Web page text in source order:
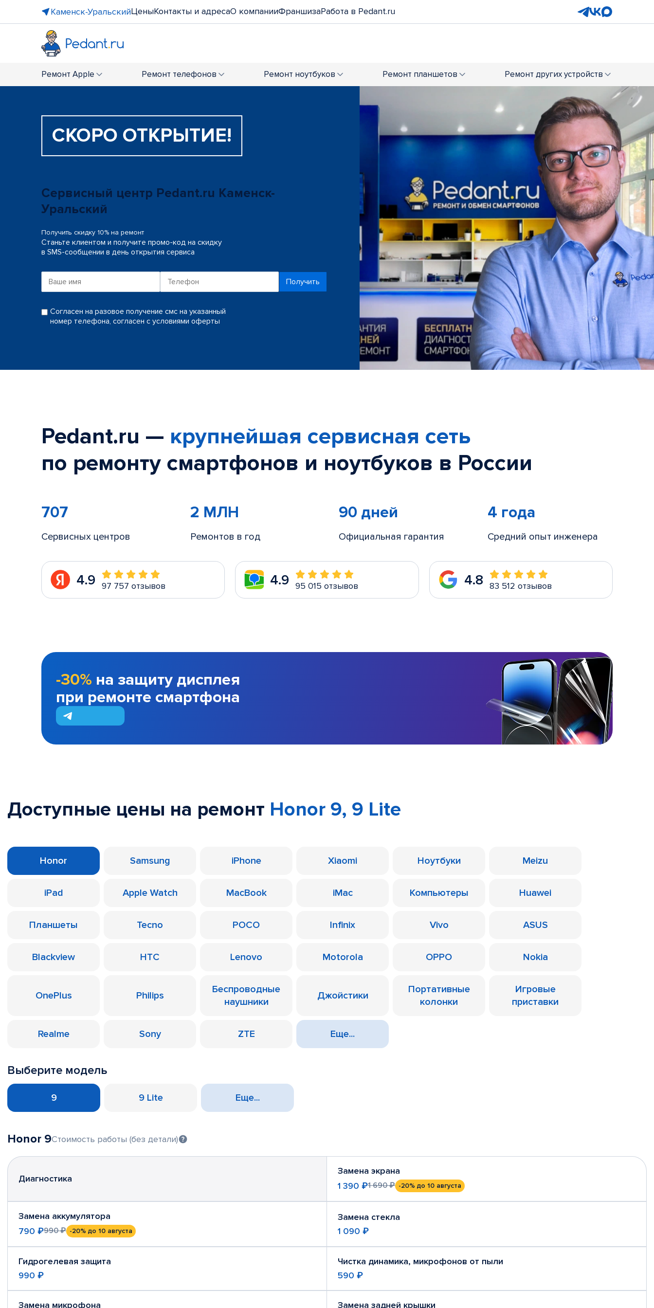
Каменск-УральскийЦеныКонтакты и адресаО компанииФраншизаРабота в Pedant.ru
Ремонт Apple Ремонт телефонов Ремонт ноутбуков Ремонт планшетов Ремонт других устройств
СКОРО ОТКРЫТИЕ!
Сервисный центр Pedant.ru Каменск-
Уральский
Получить скидку 10% на ремонт
Станьте клиентом и получите промо-код на скидку
в SMS-сообщении в день открытия сервиса
Получить
Согласен на разовое получение смс на указанный
номер телефона, согласен с условиями оферты
Pedant.ru — крупнейшая сервисная сеть
по ремонту смартфонов и ноутбуков в России
707
Сервисных центров
2 МЛН
Ремонтов в год
90 дней
Официальная гарантия
4 года
Средний опыт инженера
4.9 97 757 отзывов 4.9 95 015 отзывов 4.8 83 512 отзывов
-30% на защиту дисплея
при ремонте смартфона
Доступные цены на ремонт Honor 9, 9 Lite
Honor Samsung iPhone Xiaomi Ноутбуки Meizu
iPad Apple Watch MacBook iMac Компьютеры Huawei
Планшеты Tecno POCO Infinix Vivo ASUS
Blackview HTC Lenovo Motorola OPPO Nokia
OnePlus Philips
Беспроводные
наушники
Джойстики
Портативные
колонки
Игровые
приставки
Realme Sony ZTE Еще...
Выберите модель
9 9 Lite Еще...
Honor 9Стоимость работы (без детали)
Диагностика
Замена экрана
1 390 ₽1 690 ₽ -20% до 10 августа
Замена аккумулятора
790 ₽990 ₽ -20% до 10 августа
Замена стекла
1 090 ₽
Гидрогелевая защита
990 ₽
Чистка динамика, микрофонов от пыли
590 ₽
Замена микрофона
Замена задней крышки